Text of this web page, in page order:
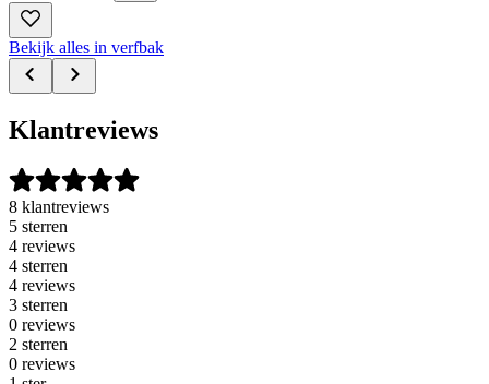
Bekijk alles in verfbak
Klantreviews
8 klantreviews
5 sterren
4 reviews
4 sterren
4 reviews
3 sterren
0 reviews
2 sterren
0 reviews